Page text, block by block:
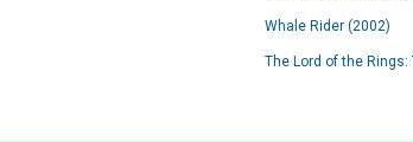
Whale Rider (2002)
The Lord of the